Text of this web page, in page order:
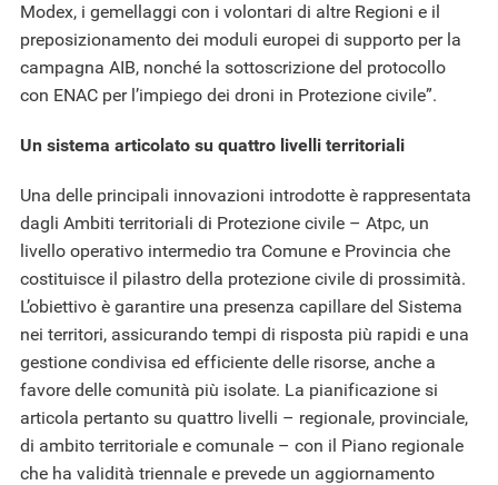
Modex, i gemellaggi con i volontari di altre Regioni e il
preposizionamento dei moduli europei di supporto per la
campagna AIB, nonché la sottoscrizione del protocollo
con ENAC per l’impiego dei droni in Protezione civile”.
Un sistema articolato su quattro livelli territoriali
Una delle principali innovazioni introdotte è rappresentata
dagli Ambiti territoriali di Protezione civile – Atpc, un
livello operativo intermedio tra Comune e Provincia che
costituisce il pilastro della protezione civile di prossimità.
L’obiettivo è garantire una presenza capillare del Sistema
nei territori, assicurando tempi di risposta più rapidi e una
gestione condivisa ed efficiente delle risorse, anche a
favore delle comunità più isolate. La pianificazione si
articola pertanto su quattro livelli – regionale, provinciale,
di ambito territoriale e comunale – con il Piano regionale
che ha validità triennale e prevede un aggiornamento